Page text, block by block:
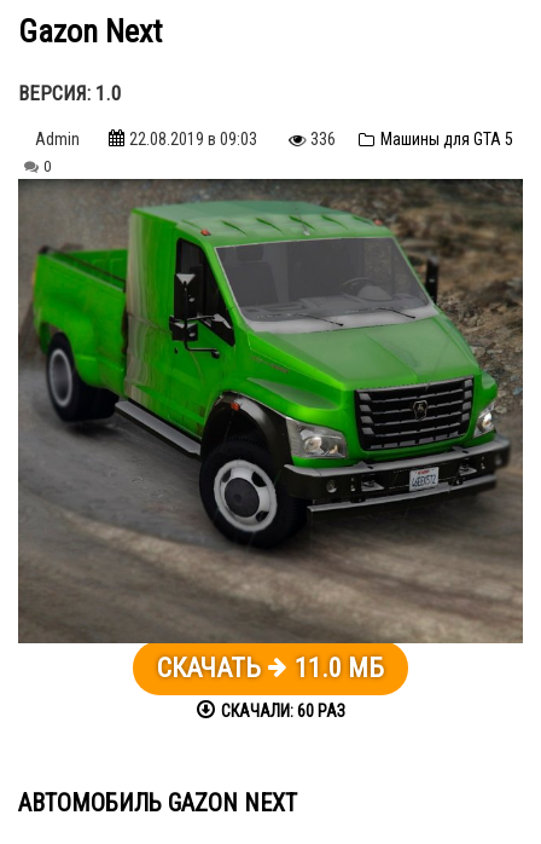
Gazon Next
ВЕРСИЯ: 1.0
Admin 22.08.2019 в 09:03 336 Машины для GTA 5
0
СКАЧАТЬ 11.0 МБ
СКАЧАЛИ:60 РАЗ
АВТОМОБИЛЬ GAZON NEXT